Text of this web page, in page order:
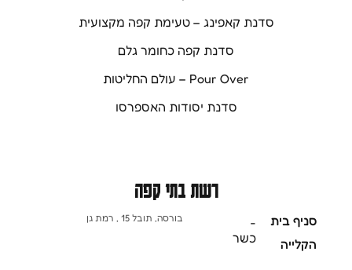
סדנת קאפינג – טעימת קפה מקצועית
סדנת קפה כחומר גלם
Pour Over – עולם החליטות
סדנת יסודות האספרסו
רשת בתי קפה
סניף בית
הקלייה
-
כשר
בורסה, תובל 15 , רמת גן